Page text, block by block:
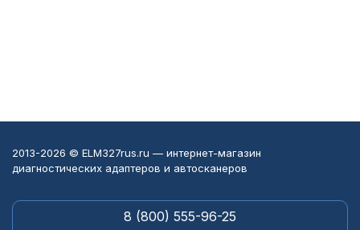
2013-2026 © ELM327rus.ru — интернет-магазин
диагностических адаптеров и автосканеров
8 (800) 555-96-25